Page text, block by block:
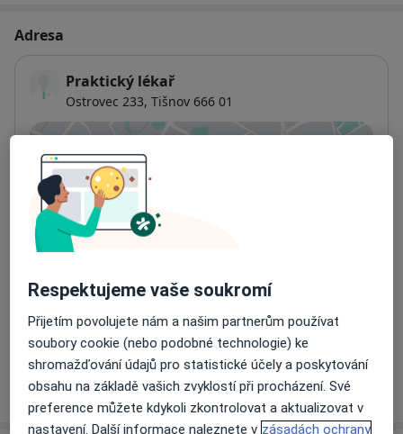
Adresa
Praktický lékař
Ostrovec 233, Tišnov 666 01
Dostupnost
Na této adrese online kalendář není aktivní
Co mám v takové situaci udělat?
Způsoby platby (soukromé návštěvy)
Na teto adrese lékař přijímá pacienty na pojišťovnu
Detaily
Víceo adrese
Respektujeme vaše soukromí
Přijetím povolujete nám a našim partnerům používat
soubory cookie (nebo podobné technologie) ke
shromažďování údajů pro statistické účely a poskytování
obsahu na základě vašich zvyklostí při procházení. Své
preference můžete kdykoli zkontrolovat a aktualizovat v
nastavení. Další informace naleznete v zásadách ochrany